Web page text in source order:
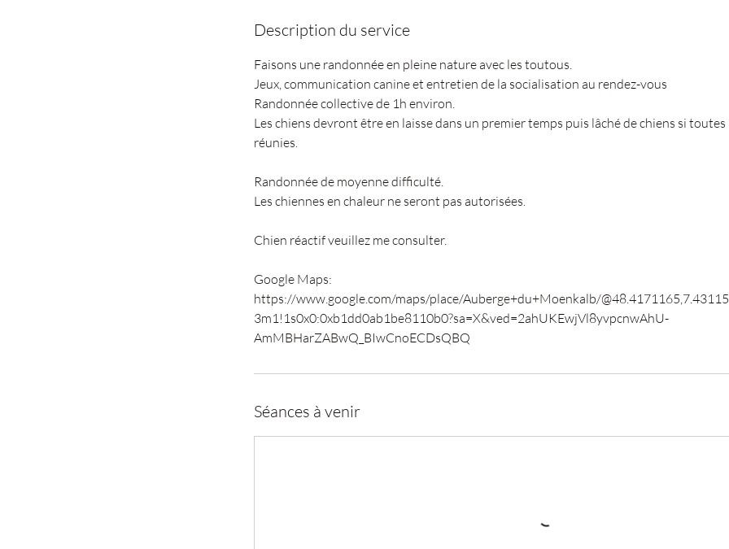
Description du service
Faisons une randonnée en pleine nature avec les toutous.
Jeux, communication canine et entretien de la socialisation au rendez-vous
Randonnée collective de 1h environ.
Les chiens devront être en laisse dans un premier temps puis lâché de chiens si
réunies.
Randonnée de moyenne difficulté.
Les chiennes en chaleur ne seront pas autorisées.
Chien réactif veuillez me consulter.
Google Maps:
https://www.google.com/maps/place/Auberge+du+Moenkalb/
3m1!1s0x0:0xb1dd0ab1be8110b0?sa=X&ved=2ahUKEwjVl8yvpcnwAhU-
Séances à venir